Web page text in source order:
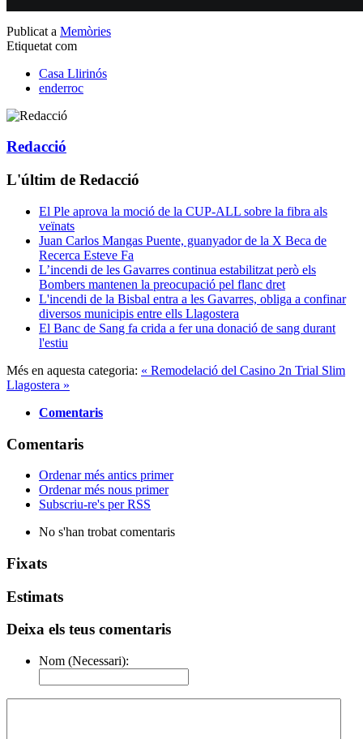
Publicat a Memòries
Etiquetat com
Casa Llirinós
enderroc
Redacció
L'últim de Redacció
El Ple aprova la moció de la CUP-ALL sobre la fibra als
veïnats
Juan Carlos Mangas Puente, guanyador de la X Beca de
Recerca Esteve Fa
L’incendi de les Gavarres continua estabilitzat però els
Bombers mantenen la preocupació pel flanc dret
L'incendi de la Bisbal entra a les Gavarres, obliga a confinar
diversos municipis entre ells Llagostera
El Banc de Sang fa crida a fer una donació de sang durant
l'estiu
Més en aquesta categoria: « Remodelació del Casino 2n Trial Slim
Llagostera »
Comentaris
Comentaris
Ordenar més antics primer
Ordenar més nous primer
Subscriu-re's per RSS
No s'han trobat comentaris
Fixats
Estimats
Deixa els teus comentaris
Nom (Necessari):